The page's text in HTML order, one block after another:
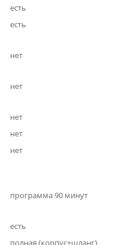
есть
есть
нет
нет
нет
нет
нет
программа 90 минут
есть
полная (корпус+шланг)